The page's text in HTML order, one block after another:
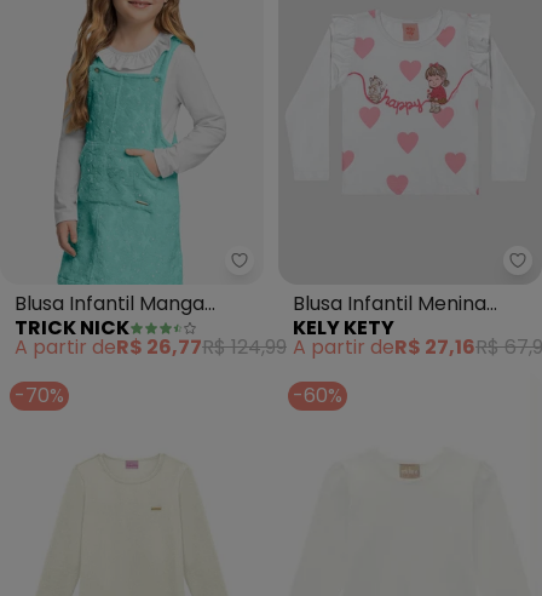
Trick Nick - Blusa Infantil
Blusa Infantil Manga
Longa Cotton (Branco)
TRICK NICK
A partir deR$ 26,77R$ 124,99
Blusa Infantil Menina
Manga Longa com
Babado (Branco)
KELY KETY
A partir deR$ 27,16R$
-70%
-60%